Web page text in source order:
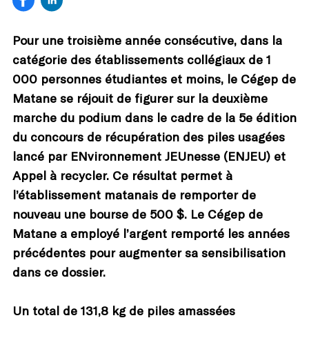
Pour une troisième année consécutive, dans la
catégorie des établissements collégiaux de 1
000 personnes étudiantes et moins, le Cégep de
Matane se réjouit de figurer sur la deuxième
marche du podium dans le cadre de la 5e édition
du concours de récupération des piles usagées
lancé par ENvironnement JEUnesse (ENJEU) et
Appel à recycler. Ce résultat permet à
l’établissement matanais de remporter de
nouveau une bourse de 500 $. Le Cégep de
Matane a employé l’argent remporté les années
précédentes pour augmenter sa sensibilisation
dans ce dossier.
Un total de 131,8 kg de piles amassées